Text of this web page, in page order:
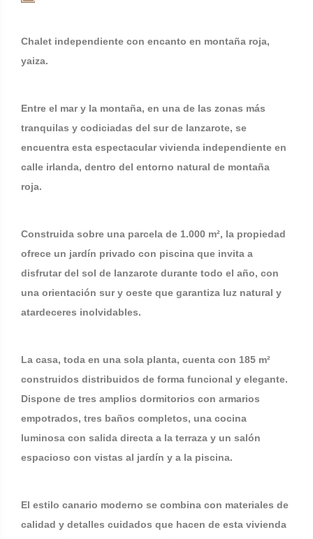
Chalet independiente con encanto en montaña roja,
yaiza.
Entre el mar y la montaña, en una de las zonas más
tranquilas y codiciadas del sur de lanzarote, se
encuentra esta espectacular vivienda independiente en
calle irlanda, dentro del entorno natural de montaña
roja.
Construida sobre una parcela de 1.000 m², la propiedad
ofrece un jardín privado con piscina que invita a
disfrutar del sol de lanzarote durante todo el año, con
una orientación sur y oeste que garantiza luz natural y
atardeceres inolvidables.
La casa, toda en una sola planta, cuenta con 185 m²
construidos distribuidos de forma funcional y elegante.
Dispone de tres amplios dormitorios con armarios
empotrados, tres baños completos, una cocina
luminosa con salida directa a la terraza y un salón
espacioso con vistas al jardín y a la piscina.
El estilo canario moderno se combina con materiales de
calidad y detalles cuidados que hacen de esta vivienda